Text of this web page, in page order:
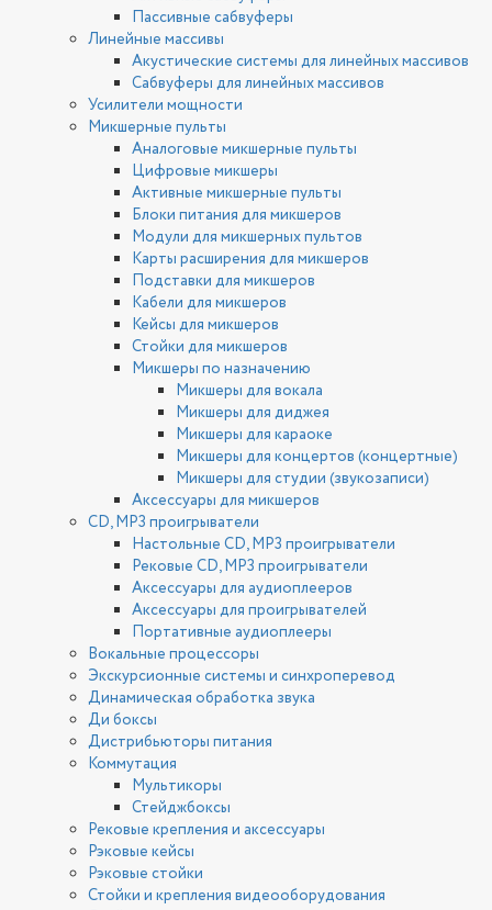
Пассивные сабвуферы
Линейные массивы
Акустические системы для линейных массивов
Сабвуферы для линейных массивов
Усилители мощности
Микшерные пульты
Аналоговые микшерные пульты
Цифровые микшеры
Активные микшерные пульты
Блоки питания для микшеров
Модули для микшерных пультов
Карты расширения для микшеров
Подставки для микшеров
Кабели для микшеров
Кейсы для микшеров
Стойки для микшеров
Микшеры по назначению
Микшеры для вокала
Микшеры для диджея
Микшеры для караоке
Микшеры для концертов (концертные)
Микшеры для студии (звукозаписи)
Аксессуары для микшеров
CD, MP3 проигрыватели
Настольные CD, MP3 проигрыватели
Рековые CD, MP3 проигрыватели
Аксессуары для аудиоплееров
Аксессуары для проигрывателей
Портативные аудиоплееры
Вокальные процессоры
Экскурсионные системы и синхроперевод
Динамическая обработка звука
Ди боксы
Дистрибьюторы питания
Коммутация
Мультикоры
Стейджбоксы
Рековые крепления и аксессуары
Рэковые кейсы
Рэковые стойки
Стойки и крепления видеооборудования